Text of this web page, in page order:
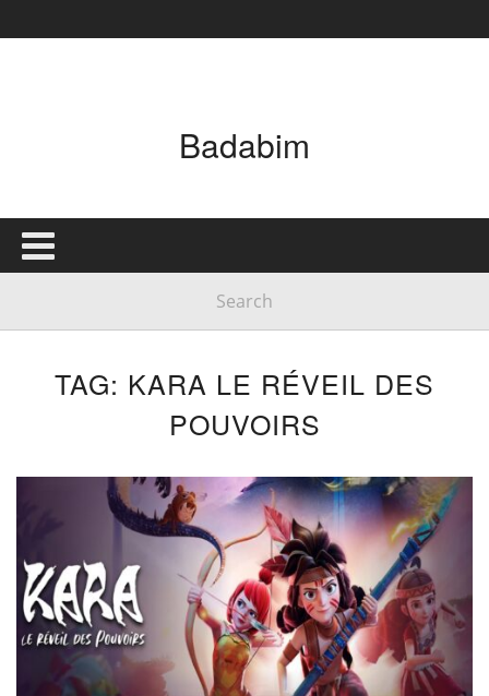
Badabim
TAG: KARA LE RÉVEIL DES
POUVOIRS